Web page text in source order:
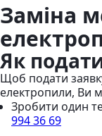
Заміна
Як
Щоб подати
електропили, Ви
Зробити один
994 36 69